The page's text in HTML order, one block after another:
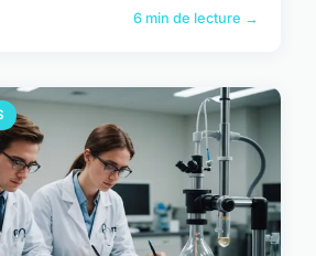
6 min de lecture →